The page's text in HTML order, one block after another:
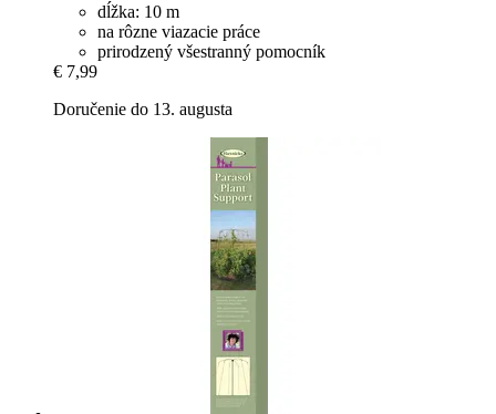
dĺžka: 10 m
na rôzne viazacie práce
prirodzený všestranný pomocník
€ 7,99
Doručenie do 13. augusta